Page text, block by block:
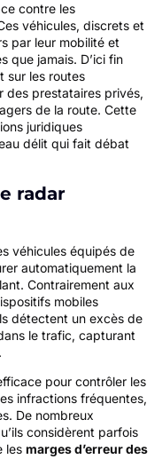
contre les
véhicules, discrets et
par leur mobilité et
que jamais. D’ici fin
sur les routes
des prestataires privés,
de la route. Cette
juridiques
délit qui fait débat
radar
véhicules équipés de
automatiquement la
Contrairement aux
mobiles
détectent un excès de
le trafic, capturant
pour contrôler les
infractions fréquentes,
De nombreux
considèrent parfois
les marges d’erreur des